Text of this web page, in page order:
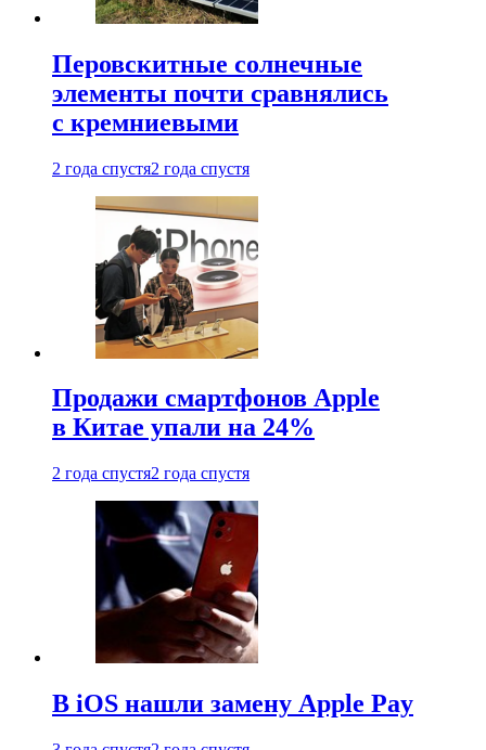
Перовскитные солнечные
элементы почти сравнялись
с кремниевыми
2 года спустя2 года спустя
Продажи смартфонов Apple
в Китае упали на 24%
2 года спустя2 года спустя
В iOS нашли замену Apple Pay